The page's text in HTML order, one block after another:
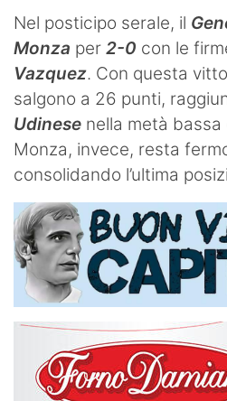
Nel posticipo serale, il
Monza per 2-0 con le
Vazquez. Con questa
salgono a 26 punti,
Udinese nella metà
Monza, invece, resta
consolidando l’ultima